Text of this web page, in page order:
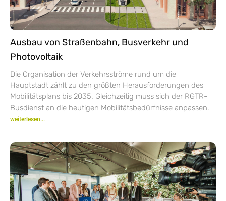
Ausbau von Straßenbahn, Busverkehr und
Photovoltaik
Die Organisation der Verkehrsströme rund um die
Hauptstadt zählt zu den größten Herausforderungen des
Mobilitätsplans bis 2035. Gleichzeitig muss sich der RGTR-
Busdienst an die heutigen Mobilitätsbedürfnisse anpassen.
weiterlesen...